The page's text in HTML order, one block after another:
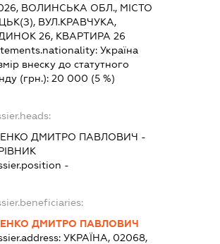
ВОЛИНСЬКА ОБЛ., МІСТО
ВУЛ.КРАВЧУКА,
26, КВАРТИРА 26
Україна
внеску до статутного
(грн.): 20 000 (5 %)
ДМИТРО ПАВЛОВИЧ -
-
ДМИТРО ПАВЛОВИЧ
УКРАЇНА, 02068,